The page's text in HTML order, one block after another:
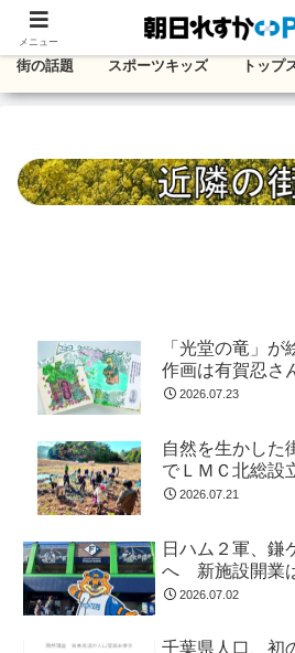
千葉・東葛エリアのタ
街の話題 スポーツキッズ トップ
「光堂の竜」
作画は有賀忍
2026.07.23
自然を生かし
でＬＭＣ北総設
2026.07.21
日ハム２軍、鎌
へ 新施設開業
2026.07.02
千葉県人口、初
メニュー